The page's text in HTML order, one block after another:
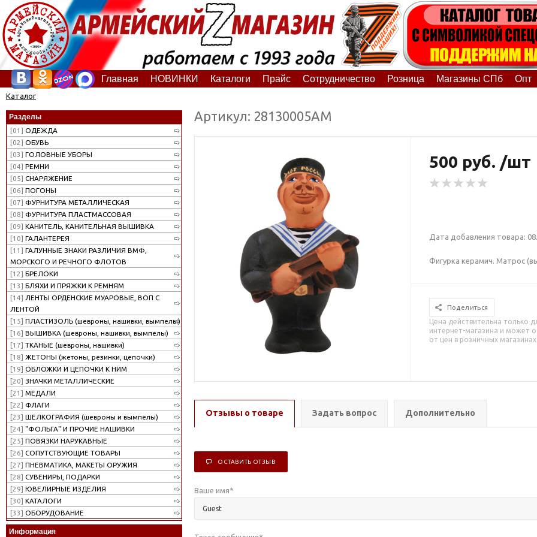
Главная НОВИНКИ Каталоги Прайс Сотрудничество Розница Магазины СПб Опт
Каталог
Разделы
[01] ОДЕЖДА
[02] ОБУВЬ
[03] ГОЛОВНЫЕ УБОРЫ
[04] РЕМНИ
[05] СНАРЯЖЕНИЕ
[06] ПОГОНЫ
[07] ФУРНИТУРА МЕТАЛЛИЧЕСКАЯ
[08] ФУРНИТУРА ПЛАСТМАССОВАЯ
[09] КАНИТЕЛЬ, КАНИТЕЛЬНАЯ ВЫШИВКА
[10] ГАЛАНТЕРЕЯ
[11] ГАЛУННЫЕ ЗНАКИ РАЗЛИЧИЯ ВМФ,
МОРСКОГО И РЕЧНОГО ФЛОТОВ
[12] БРЕЛОКИ
[13] БЛЯХИ И ПРЯЖКИ К РЕМНЯМ
[14] ЛЕНТЫ ОРДЕНСКИЕ МУАРОВЫЕ, ВОП С
ЛЕНТОЙ
[15] ПЛАСТИЗОЛЬ (шевроны, нашивки, вымпелы)
[16] ВЫШИВКА (шевроны, нашивки, вымпелы)
[17] ТКАНЫЕ (шевроны, нашивки)
[18] ЖЕТОНЫ (жетоны, резинки, цепочки)
[19] ОБЛОЖКИ И ЦЕПОЧКИ К НИМ
[20] ЗНАЧКИ МЕТАЛЛИЧЕСКИЕ
[21] МЕДАЛИ
[22] ФЛАГИ
[23] ШЕЛКОГРАФИЯ (шевроны и вымпелы)
[24] "ФОЛЬГА" И ПРОЧИЕ НАШИВКИ
[25] ПОВЯЗКИ НАРУКАВНЫЕ
[26] СОПУТСТВУЮЩИЕ ТОВАРЫ
[27] ПНЕВМАТИКА, МАКЕТЫ ОРУЖИЯ
[28] СУВЕНИРЫ, ПОДАРКИ
[29] ЮВЕЛИРНЫЕ ИЗДЕЛИЯ
[30] КАТАЛОГИ
[33] ОБОРУДОВАНИЕ
Информация
Артикул: 28130005АМ
500 руб. /шт
Дата добавления товара:
Фигурка керамич. Матрос
Поделиться
Цена действительна только
интернет-магазина и может
от цен в розничных магазинах
Отзывы о товаре Задать вопрос Дополнительно
ОСТАВИТЬ ОТЗЫВ
Ваше имя*